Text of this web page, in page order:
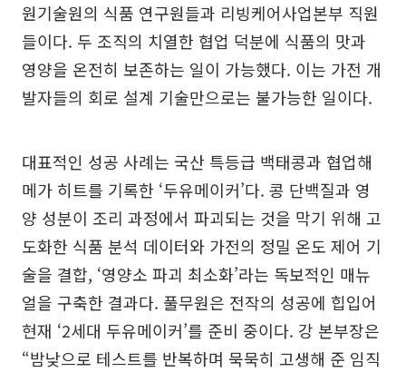
원기술원의 식품 연구원들과 리빙케어사업본부 직원
들이다. 두 조직의 치열한 협업 덕분에 식품의 맛과
영양을 온전히 보존하는 일이 가능했다. 이는 가전 개
발자들의 회로 설계 기술만으로는 불가능한 일이다.
대표적인 성공 사례는 국산 특등급 백태콩과 협업해
메가 히트를 기록한 ‘두유메이커’다. 콩 단백질과 영
양 성분이 조리 과정에서 파괴되는 것을 막기 위해 고
도화한 식품 분석 데이터와 가전의 정밀 온도 제어 기
술을 결합, ‘영양소 파괴 최소화’라는 독보적인 매뉴
얼을 구축한 결과다. 풀무원은 전작의 성공에 힙입어
현재 ‘2세대 두유메이커’를 준비 중이다. 강 본부장은
“밤낮으로 테스트를 반복하며 묵묵히 고생해 준 임직